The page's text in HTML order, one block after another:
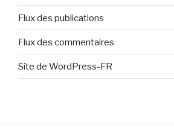
Flux des publications
Flux des commentaires
Site de WordPress-FR